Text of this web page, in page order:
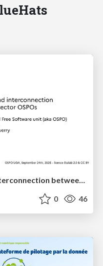
Strengthen visibility and interconnection between public-sector OSPOs
0 46